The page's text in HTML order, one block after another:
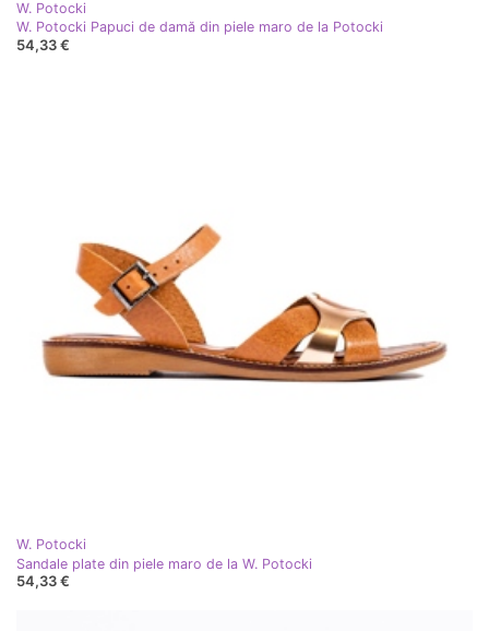
W. Potocki
W. Potocki Papuci de damă din piele maro de la Potocki
54,33 €
W. Potocki
Sandale plate din piele maro de la W. Potocki
54,33 €